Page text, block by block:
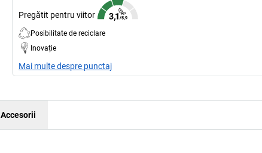
Pregătit pentru viitor
Posibilitate de reciclare
Inovație
Mai multe despre punctaj
Accesorii